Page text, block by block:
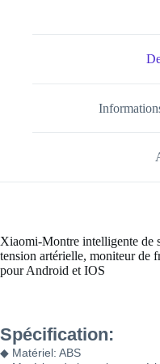
Xiaomi-Montre intelligente de
tension artérielle, moniteur de
pour Android et IOS
Spécification:
◆ Matériel: ABS